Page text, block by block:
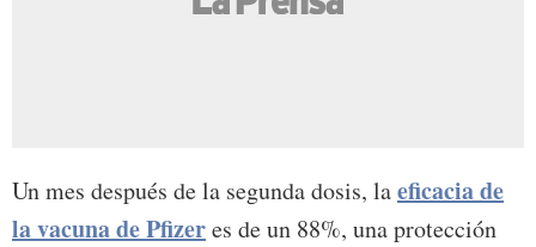
Un mes después de la segunda dosis, laeficacia de
la vacuna de Pfizeres de un 88%, una protección